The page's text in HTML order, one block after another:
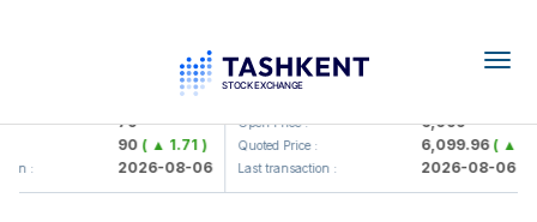
79
90( ▲ 1.71 )
2026-08-06
UZMK (<O'zmetkombinat> AJ)
Open Price : 6,099
Quoted Price : 6,099.96( ▲ 0.08
Last transaction : 2026-08-06